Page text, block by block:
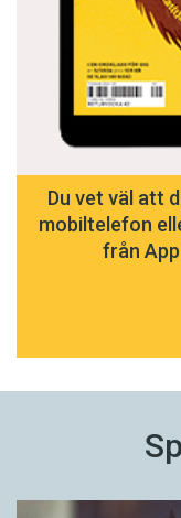
Du vet väl att
mobiltelefon
från